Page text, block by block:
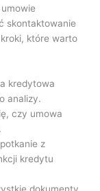
skontaktowanie
które warto
kredytowa
analizy.
czy umowa
z
kredytu